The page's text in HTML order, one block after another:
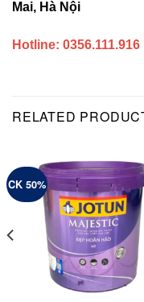
Mai, Hà Nội
Hotline: 0356.111.916
RELATED
CK 50%